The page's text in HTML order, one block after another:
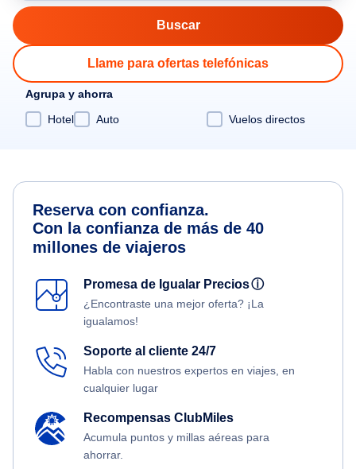
Llame para ofertas telefónicas
Agrupa y ahorra
Hotel
Auto Vuelos directos
Reserva con confianza.
Con la confianza de más de 40
millones de viajeros
Promesa de Igualar Preciosⓘ
¿Encontraste una mejor oferta? ¡La
igualamos!
Soporte al cliente 24/7
Habla con nuestros expertos en viajes, en
cualquier lugar
Recompensas ClubMiles
Acumula puntos y millas aéreas para
ahorrar.